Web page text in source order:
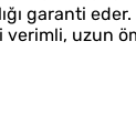
garanti eder.
verimli, uzun